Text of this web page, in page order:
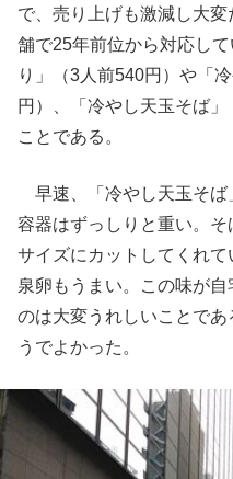
で、売り上げも激減し大
舗で25年前位から対応し
り」（3人前540円）や「
円）、「冷やし天玉そば
ことである。
早速、「冷やし天玉そば
容器はずっしりと重い。
サイズにカットしてくれ
泉卵もうまい。この味が
のは大変うれしいことで
うでよかった。